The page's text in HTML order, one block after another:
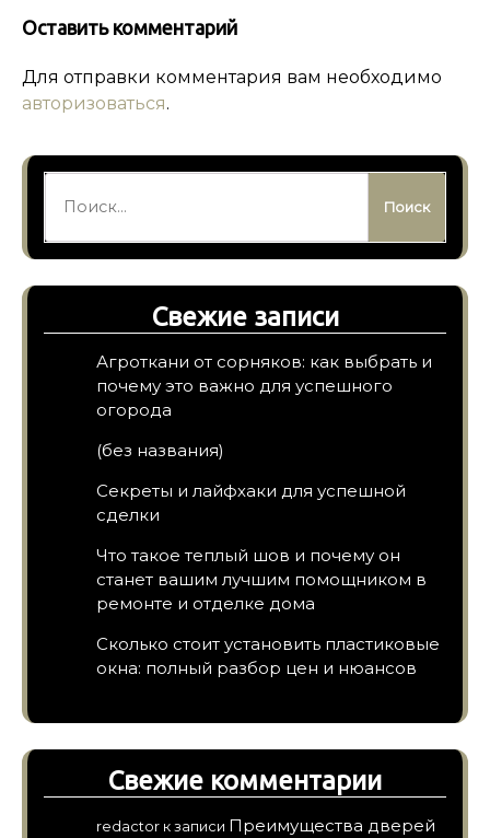
Оставить комментарий
Для отправки комментария вам необходимо
авторизоваться.
Свежие записи
Агроткани от сорняков: как выбрать и
почему это важно для успешного
огорода
(без названия)
Секреты и лайфхаки для успешной
сделки
Что такое теплый шов и почему он
станет вашим лучшим помощником в
ремонте и отделке дома
Сколько стоит установить пластиковые
окна: полный разбор цен и нюансов
Свежие комментарии
redactor к записи Преимущества дверей